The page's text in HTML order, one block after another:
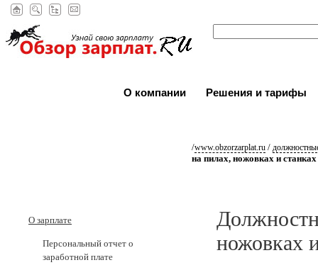
О компании Решения и тарифы
/www.obzorzarplat.ru /
на пилах, ножовках и станках
О зарплате
Персональный отчет о
заработной плате
ножовках